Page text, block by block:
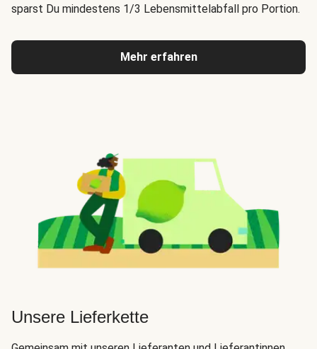
sparst Du mindestens 1/3 Lebensmittelabfall pro Portion.
Mehr erfahren
Unsere Lieferkette